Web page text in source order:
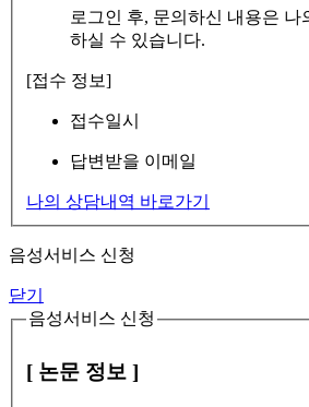
로그인 후, 문의하신 내용은 나
하실 수 있습니다.
[접수 정보]
접수일시
답변받을 이메일
나의 상담내역 바로가기
음성서비스 신청
닫기
음성서비스 신청
[ 논문 정보 ]